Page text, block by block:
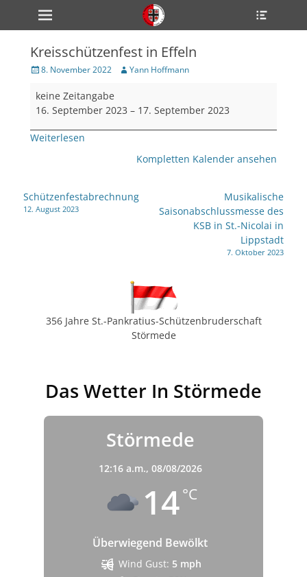
zum
Inhalt
Primärmenü
Kreisschützenfest in Effeln
Veröffentlicht
8. November 2022 Author
Yann Hoffmann
Kreisschützenfest
in
Effeln
keine Zeitangabe
16. September 2023 – 17. September 2023
Weiterlesen
Kompletten Kalender ansehen
Beitragsnavigation
Schützenfestabrechnung
12. August 2023
Musikalische
Saisonabschlussmesse des
KSB in St.-Nicolai in
Lippstadt
7. Oktober 2023
356 Jahre St.-Pankratius-Schützenbruderschaft
Störmede
Das Wetter In Störmede
Störmede
12:16 a.m., 08/08/2026
14°C
Überwiegend Bewölkt
Wind Gust: 5 mph